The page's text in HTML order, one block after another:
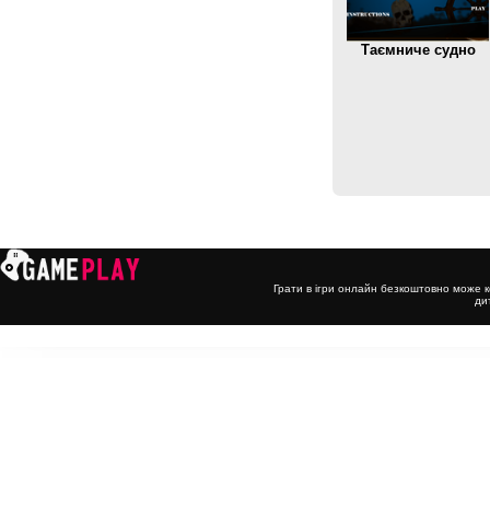
Таємниче судно
Грати в ігри онлайн безкоштовно може